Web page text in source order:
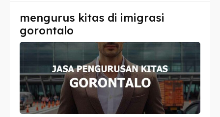
Imta
Legalisir
Apostille
Penerjemah
Imta
Legalisir
Apostille
Penerjemah
mengurus kitas di imigrasi
gorontalo